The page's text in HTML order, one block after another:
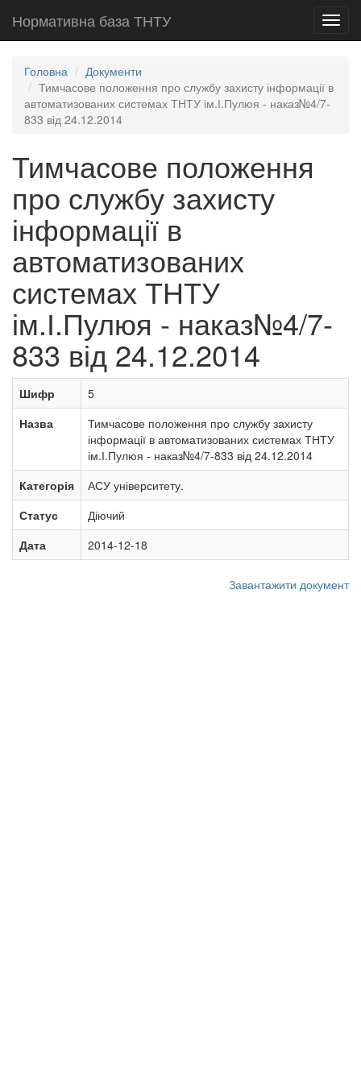
Нормативна база ТНТУ
Головна
Документи
Тимчасове положення про службу захисту інформації в
автоматизованих системах ТНТУ ім.І.Пулюя - наказ№4/7-
833 від 24.12.2014
Тимчасове положення
про службу захисту
інформації в
автоматизованих
системах ТНТУ
ім.І.Пулюя - наказ№4/7-
833 від 24.12.2014
Шифр
5
Назва
Тимчасове положення про службу захисту
інформації в автоматизованих системах ТНТУ
ім.І.Пулюя - наказ№4/7-833 від 24.12.2014
Категорія
АСУ університету.
Статус
Діючий
Дата
2014-12-18
Завантажити документ